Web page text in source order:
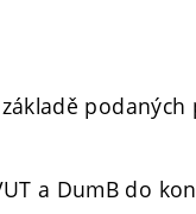
podaných
a DumB do